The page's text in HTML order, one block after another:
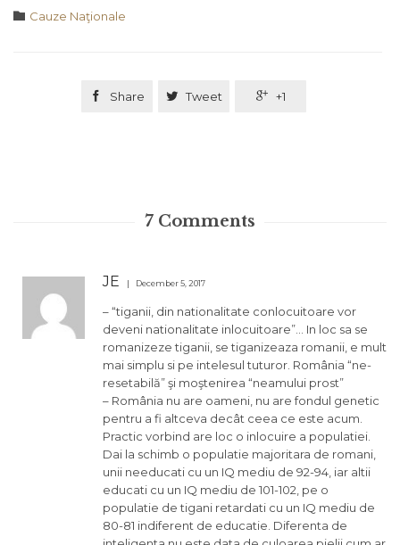
 Category
Cauze Naţionale
 Share  Tweet  +1
7 Comments
JE December 5, 2017
– “tiganii, din nationalitate conlocuitoare vor
deveni nationalitate inlocuitoare”… In loc sa se
romanizeze tiganii, se tiganizeaza romanii, e mult
mai simplu si pe intelesul tuturor. România “ne-
resetabilă” şi moştenirea “neamului prost”
– România nu are oameni, nu are fondul genetic
pentru a fi altceva decât ceea ce este acum.
Practic vorbind are loc o inlocuire a populatiei.
Dai la schimb o populatie majoritara de romani,
unii needucati cu un IQ mediu de 92-94, iar altii
educati cu un IQ mediu de 101-102, pe o
populatie de tigani retardati cu un IQ mediu de
80-81 indiferent de educatie. Diferenta de